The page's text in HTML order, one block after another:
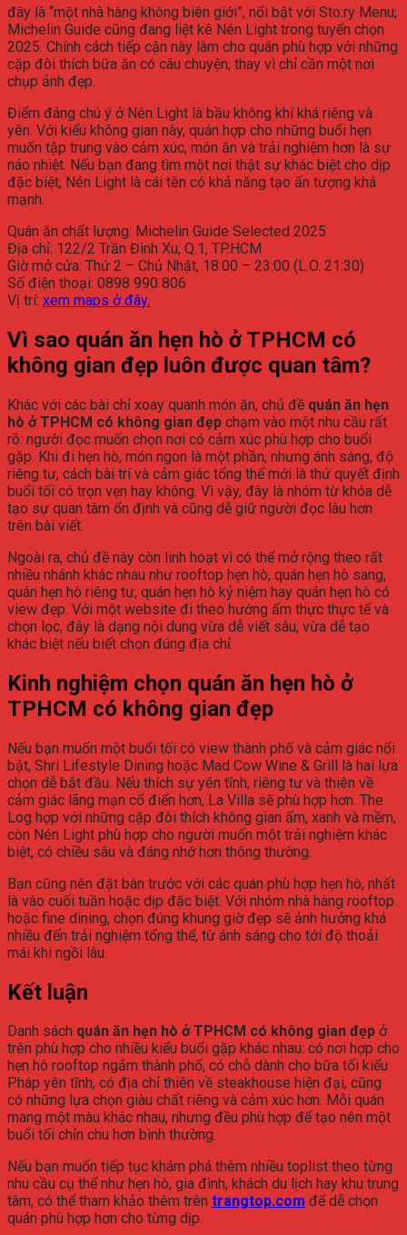
đây là “một nhà hàng không biên giới”, nổi bật với Sto:ry Menu;
Michelin Guide cũng đang liệt kê Nén Light trong tuyển chọn
2025. Chính cách tiếp cận này làm cho quán phù hợp với những
cặp đôi thích bữa ăn có câu chuyện, thay vì chỉ cần một nơi
chụp ảnh đẹp.
Điểm đáng chú ý ở Nén Light là bầu không khí khá riêng và
yên. Với kiểu không gian này, quán hợp cho những buổi hẹn
muốn tập trung vào cảm xúc, món ăn và trải nghiệm hơn là sự
náo nhiệt. Nếu bạn đang tìm một nơi thật sự khác biệt cho dịp
đặc biệt, Nén Light là cái tên có khả năng tạo ấn tượng khá
mạnh.
Quán ăn chất lượng: Michelin Guide Selected 2025
Địa chỉ: 122/2 Trần Đình Xu, Q.1, TP.HCM
Giờ mở cửa: Thứ 2 – Chủ Nhật, 18:00 – 23:00 (L.O. 21:30)
Số điện thoại: 0898 990 806
Vị trí: xem maps ở đây.
Vì sao quán ăn hẹn hò ở TPHCM có
không gian đẹp luôn được quan tâm?
Khác với các bài chỉ xoay quanh món ăn, chủ đề quán ăn hẹn
hò ở TPHCM có không gian đẹp chạm vào một nhu cầu rất
rõ: người đọc muốn chọn nơi có cảm xúc phù hợp cho buổi
gặp. Khi đi hẹn hò, món ngon là một phần, nhưng ánh sáng, độ
riêng tư, cách bài trí và cảm giác tổng thể mới là thứ quyết định
buổi tối có trọn vẹn hay không. Vì vậy, đây là nhóm từ khóa dễ
tạo sự quan tâm ổn định và cũng dễ giữ người đọc lâu hơn
trên bài viết.
Ngoài ra, chủ đề này còn linh hoạt vì có thể mở rộng theo rất
nhiều nhánh khác nhau như rooftop hẹn hò, quán hẹn hò sang,
quán hẹn hò riêng tư, quán hẹn hò kỷ niệm hay quán hẹn hò có
view đẹp. Với một website đi theo hướng ẩm thực thực tế và
chọn lọc, đây là dạng nội dung vừa dễ viết sâu, vừa dễ tạo
khác biệt nếu biết chọn đúng địa chỉ.
Kinh nghiệm chọn quán ăn hẹn hò ở
TPHCM có không gian đẹp
Nếu bạn muốn một buổi tối có view thành phố và cảm giác nổi
bật, Shri Lifestyle Dining hoặc Mad Cow Wine & Grill là hai lựa
chọn dễ bắt đầu. Nếu thích sự yên tĩnh, riêng tư và thiên về
cảm giác lãng mạn cổ điển hơn, La Villa sẽ phù hợp hơn. The
Log hợp với những cặp đôi thích không gian ấm, xanh và mềm,
còn Nén Light phù hợp cho người muốn một trải nghiệm khác
biệt, có chiều sâu và đáng nhớ hơn thông thường.
Bạn cũng nên đặt bàn trước với các quán phù hợp hẹn hò, nhất
là vào cuối tuần hoặc dịp đặc biệt. Với nhóm nhà hàng rooftop
hoặc fine dining, chọn đúng khung giờ đẹp sẽ ảnh hưởng khá
nhiều đến trải nghiệm tổng thể, từ ánh sáng cho tới độ thoải
mái khi ngồi lâu.
Kết luận
Danh sách quán ăn hẹn hò ở TPHCM có không gian đẹp ở
trên phù hợp cho nhiều kiểu buổi gặp khác nhau: có nơi hợp cho
hẹn hò rooftop ngắm thành phố, có chỗ dành cho bữa tối kiểu
Pháp yên tĩnh, có địa chỉ thiên về steakhouse hiện đại, cũng
có những lựa chọn giàu chất riêng và cảm xúc hơn. Mỗi quán
mang một màu khác nhau, nhưng đều phù hợp để tạo nên một
buổi tối chỉn chu hơn bình thường.
Nếu bạn muốn tiếp tục khám phá thêm nhiều toplist theo từng
nhu cầu cụ thể như hẹn hò, gia đình, khách du lịch hay khu trung
tâm, có thể tham khảo thêm trên trangtop.com để dễ chọn
quán phù hợp hơn cho từng dịp.